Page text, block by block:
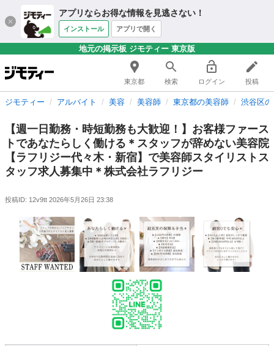
アプリならお得な情報を見逃さない！
インストール アプリで開く
地元の掲示板 ジモティー 東京版
東京都 検索 ログイン 投稿
ジモティー アルバイト 美容 美容師 東京都の美容師 渋谷区
【週一日勤務・時短勤務も大歓迎！】お客様ファース
トであなたらしく働ける＊スタッフが辞めない美容院
【ラフリジー代々木・新宿】で美容師スタイリストス
タッフ求人募集中＊株式会社ラフリジー
投稿ID: 12v9tt 2026年5月26日 23:38